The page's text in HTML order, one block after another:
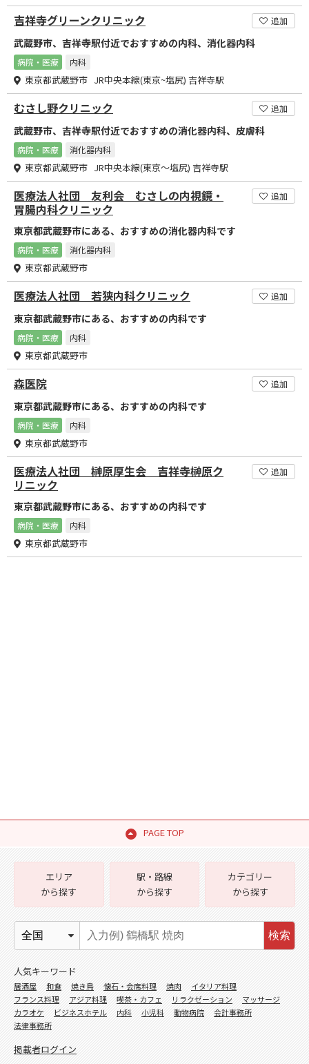
吉祥寺グリーンクリニック 追加
武蔵野市、吉祥寺駅付近でおすすめの内科、消化器内科
病院・医療 内科
東京都武蔵野市 JR中央本線(東京~塩尻) 吉祥寺駅
むさし野クリニック 追加
武蔵野市、吉祥寺駅付近でおすすめの消化器内科、皮膚科
病院・医療 消化器内科
東京都武蔵野市 JR中央本線(東京～塩尻) 吉祥寺駅
医療法人社団 友利会 むさしの内視鏡・
胃腸内科クリニック
追加
東京都武蔵野市にある、おすすめの消化器内科です
病院・医療 消化器内科
東京都武蔵野市
医療法人社団 若狭内科クリニック 追加
東京都武蔵野市にある、おすすめの内科です
病院・医療 内科
東京都武蔵野市
森医院 追加
東京都武蔵野市にある、おすすめの内科です
病院・医療 内科
東京都武蔵野市
医療法人社団 榊原厚生会 吉祥寺榊原ク
リニック
追加
東京都武蔵野市にある、おすすめの内科です
病院・医療 内科
東京都武蔵野市
PAGE TOP
エリア
から探す
駅・路線
から探す
カテゴリー
から探す
検索
人気キーワード
居酒屋 和食 焼き鳥 懐石・会席料理 焼肉
イタリア料理
フランス料理
アジア料理 喫茶・カフェ リラクゼーション
マッサージ
カラオケ
ビジネスホテル 内科 小児科 動物病院
会計事務所
法律事務所
掲載者ログイン